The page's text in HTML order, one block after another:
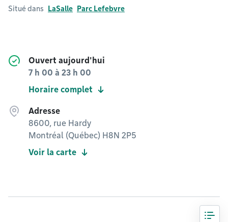
Situé dans LaSalle Parc Lefebvre
Ouvert aujourd'hui
7 h 00 à 23 h 00
Horaire complet
Adresse
8600, rue Hardy
Montréal (Québec) H8N 2P5
Voir la carte